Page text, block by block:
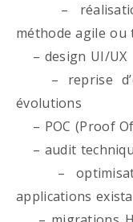
– réalisation
méthode agile ou
– design UI/UX
– reprise
évolutions
– POC (Proof
– audit
–
applications